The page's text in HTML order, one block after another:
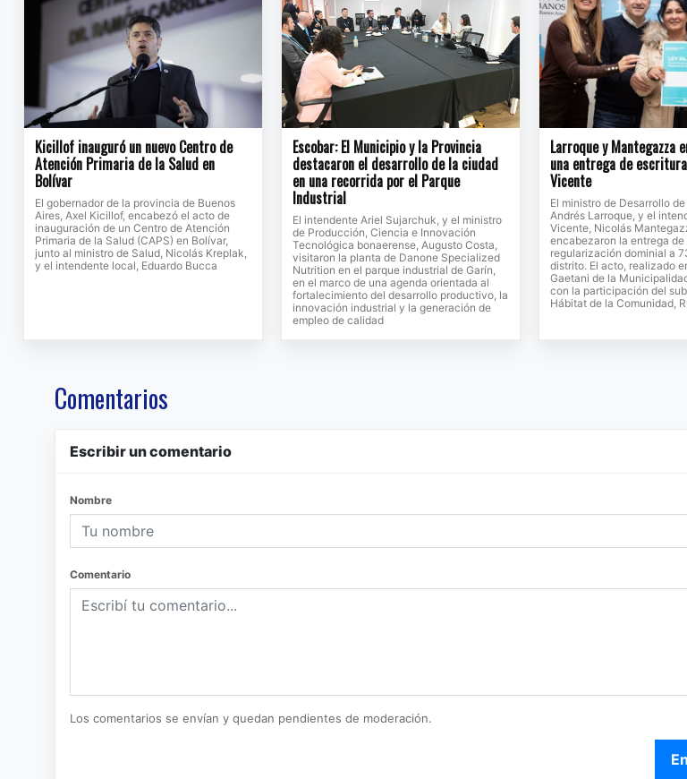
Kicillof inauguró un nuevo Centro de
Atención Primaria de la Salud en
Bolívar
El gobernador de la provincia de Buenos
Aires, Axel Kicillof, encabezó el acto de
inauguración de un Centro de Atención
Primaria de la Salud (CAPS) en Bolívar,
junto al ministro de Salud, Nicolás Kreplak,
y el intendente local, Eduardo Bucca
Escobar: El Municipio y la Provincia
destacaron el desarrollo de la ciudad
en una recorrida por el Parque
Industrial
El intendente Ariel Sujarchuk, y el ministro
de Producción, Ciencia e Innovación
Tecnológica bonaerense, Augusto Costa,
visitaron la planta de Danone Specialized
Nutrition en el parque industrial de Garín,
en el marco de una agenda orientada al
fortalecimiento del desarrollo productivo, la
innovación industrial y la generación de
empleo de calidad
Larroque y Mantegazza
una entrega de
Vicente
El ministro de Desarrollo
Andrés Larroque, y el
Vicente, Nicolás
encabezaron la entrega
regularización dominial a
distrito. El acto, realizado
Gaetani de la
con la participación del
Hábitat de la Comunidad,
Comentarios
Escribir un comentario
Nombre
Comentario
Los comentarios se envían y quedan pendientes de moderación.